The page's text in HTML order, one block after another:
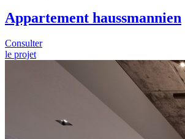
Appartement haussmannien
Consulter
le projet